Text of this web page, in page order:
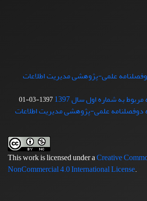
علمی-پژوهشی مدیریت اطلاعات
به شماره اول سال 1397 1397-03-01
دوفصلنامه علمی-پژوهشی مدیریت اطلاعات
This work is licensed under aCreative
NonCommercial 4.0 International License.